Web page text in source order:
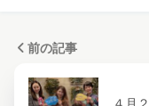
前の記事
４月